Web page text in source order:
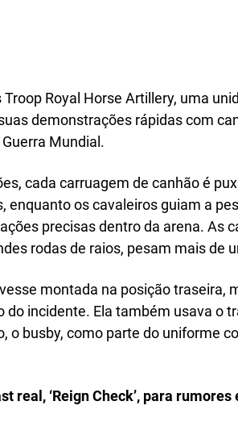
Troop Royal Horse Artillery, uma
demonstrações rápidas com
Mundial.
cada carruagem de canhão é
enquanto os cavaleiros guiam a
precisas dentro da arena. As
rodas de raios, pesam mais de
montada na posição traseira,
incidente. Ela também usava o
o busby, como parte do uniforme
real, ‘Reign Check’, para